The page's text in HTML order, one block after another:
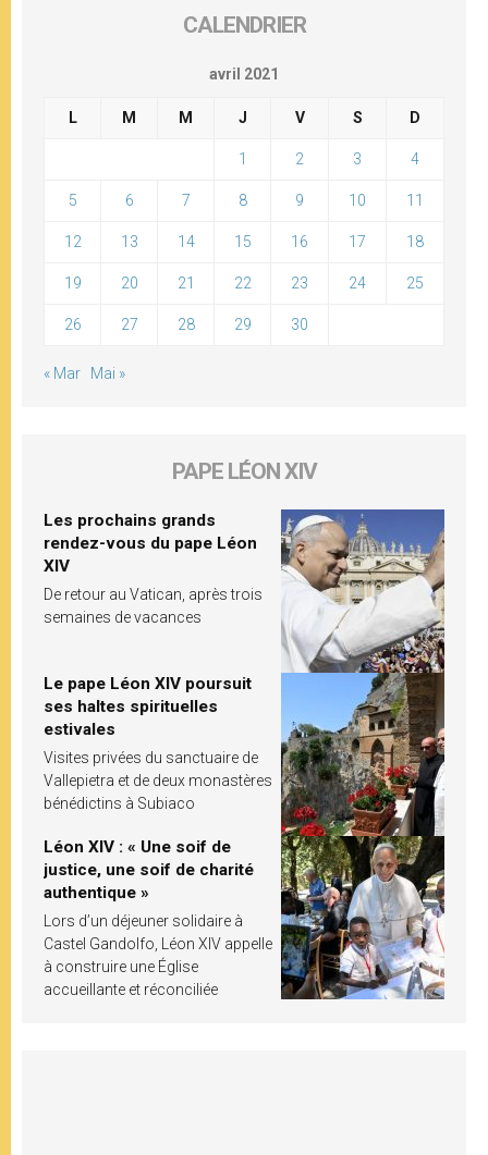
CALENDRIER
avril 2021
L M M J V S D
1 2 3 4
5 6 7 8 9 10 11
12 13 14 15 16 17 18
19 20 21 22 23 24 25
26 27 28 29 30
« Mar Mai »
PAPE LÉON XIV
Les prochains grands
rendez-vous du pape Léon
XIV
De retour au Vatican, après trois
semaines de vacances
Le pape Léon XIV poursuit
ses haltes spirituelles
estivales
Visites privées du sanctuaire de
Vallepietra et de deux monastères
bénédictins à Subiaco
Léon XIV : « Une soif de
justice, une soif de charité
authentique »
Lors d’un déjeuner solidaire à
Castel Gandolfo, Léon XIV appelle
à construire une Église
accueillante et réconciliée